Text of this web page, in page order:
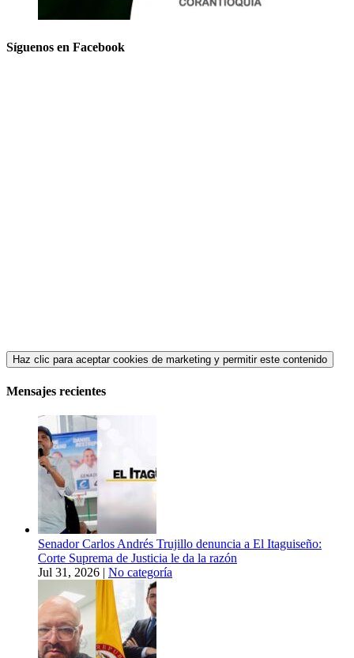
Síguenos en Facebook
Haz clic para aceptar cookies de marketing y permitir este contenido
Mensajes recientes
Senador Carlos Andrés Trujillo denuncia a El Itaguiseño:
Corte Suprema de Justicia le da la razón
Jul 31, 2026 | No categoría